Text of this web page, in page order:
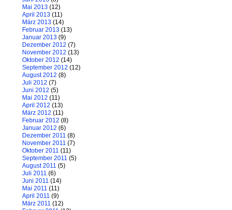
Mai 2013 (12)
April 2013 (11)
März 2013 (14)
Februar 2013 (13)
Januar 2013 (9)
Dezember 2012 (7)
November 2012 (13)
Oktober 2012 (14)
September 2012 (12)
August 2012 (8)
Juli 2012 (7)
Juni 2012 (5)
Mai 2012 (11)
April 2012 (13)
März 2012 (11)
Februar 2012 (8)
Januar 2012 (6)
Dezember 2011 (8)
November 2011 (7)
Oktober 2011 (11)
September 2011 (5)
August 2011 (5)
Juli 2011 (6)
Juni 2011 (14)
Mai 2011 (11)
April 2011 (9)
März 2011 (12)